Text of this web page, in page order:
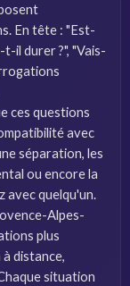
En tête : "Est-
il durer ?", "Vais-
ces questions
avec
séparation, les
ou encore la
avec quelqu'un.
Alpes-
plus
distance,
situation